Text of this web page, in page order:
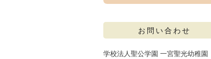
お問い合わせ
学校法人聖公学園 一宮聖光幼稚園